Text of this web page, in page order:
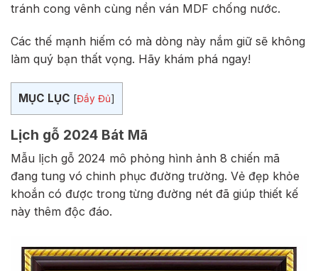
tránh cong vênh cùng nền ván MDF chống nước.
Các thế mạnh hiếm có mà dòng này nắm giữ sẽ không
làm quý bạn thất vọng. Hãy khám phá ngay!
MỤC LỤC [Đầy Đủ]
Lịch gỗ 2024 Bát Mã
Mẫu lịch gỗ 2024 mô phỏng hình ảnh 8 chiến mã
đang tung vó chinh phục đường trường. Vẻ đẹp khỏe
khoắn có được trong từng đường nét đã giúp thiết kế
này thêm độc đáo.